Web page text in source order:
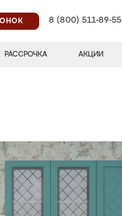
8 (800) 511-89-55
РАССРОЧКА АКЦИИ